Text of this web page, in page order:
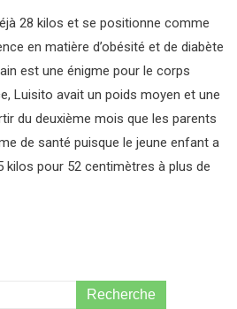
28 kilos et se positionne comme
en matière d’obésité et de diabète
est une énigme pour le corps
Luisito avait un poids moyen et une
du deuxième mois que les parents
de santé puisque le jeune enfant a
kilos pour 52 centimètres à plus de